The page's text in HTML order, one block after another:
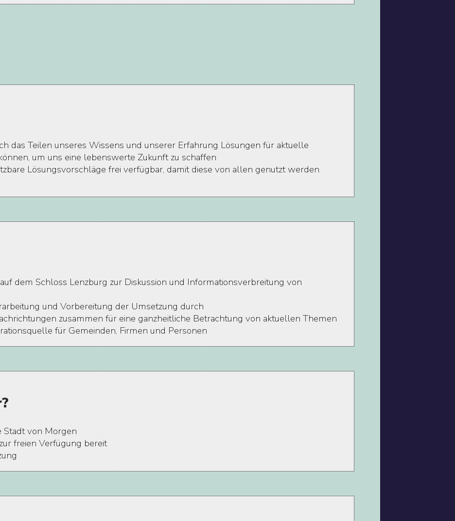
das Teilen unseres Wissens und unserer Erfahrung Lösungen für aktuelle
um uns eine lebenswerte Zukunft zu schaffen
Lösungsvorschläge frei verfügbar, damit diese von allen genutzt werden
dem Schloss Lenzburg zur Diskussion und Informationsverbreitung von
und Vorbereitung der Umsetzung durch
zusammen für eine ganzheitliche Betrachtung von aktuellen Themen
für Gemeinden, Firmen und Personen
von Morgen
freien Verfügung bereit